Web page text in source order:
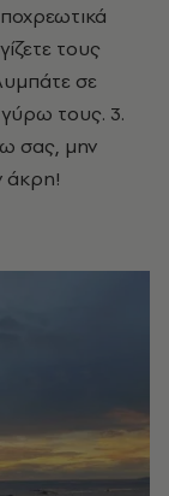
τους
σε
τους. 3.
σας, μην
άκρη!